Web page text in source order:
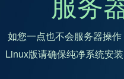
如您一点也不会服务器操
Linux版请确保纯净系统安